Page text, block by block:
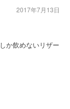
か飲めないリザー
2017年7月13日